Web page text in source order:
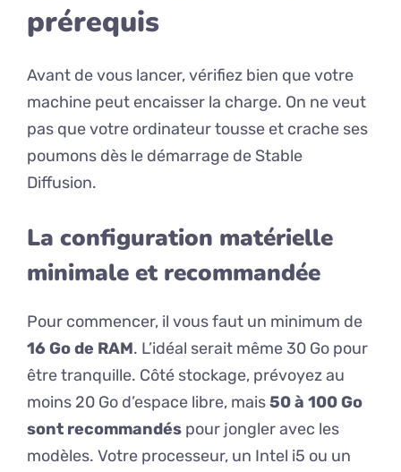
prérequis
Avant de vous lancer, vérifiez bien que votre
machine peut encaisser la charge. On ne veut
pas que votre ordinateur tousse et crache ses
poumons dès le démarrage de Stable
Diffusion.
La configuration matérielle
minimale et recommandée
Pour commencer, il vous faut un minimum de
16 Go de RAM. L’idéal serait même 30 Go pour
être tranquille. Côté stockage, prévoyez au
moins 20 Go d’espace libre, mais50 à 100 Go
sont recommandés pour jongler avec les
modèles. Votre processeur, un Intel i5 ou un